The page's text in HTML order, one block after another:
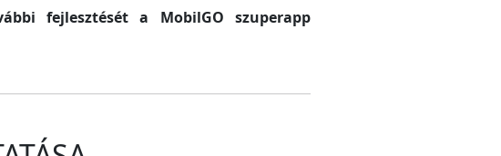
fejlesztését a MobilGO szuperapp